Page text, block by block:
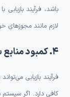
باشد، فرآیند بازیابی
لازم مانند مجوزهای
فرآیند بازیابی
کافی دارد. اگر سیستم